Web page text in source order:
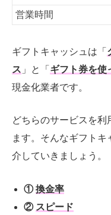
営業時間
ギフトキャッシュは「
ス 」と「 ギフト券を使
現金化業者です。
どちらのサービスを利
ます。そんなギフトキ
介していきましょう。
①換金率
② スピード